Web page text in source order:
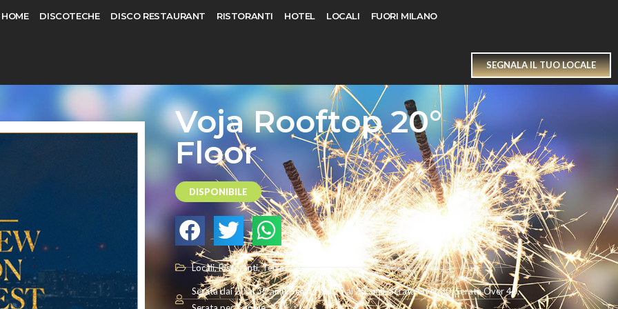
HOME DISCOTECHE DISCO RESTAURANT RISTORANTI HOTEL LOCALI FUORI MILANO
SEGNALA IL TUO LOCALE
Voja Rooftop 20°
Floor
DISPONIBILE
Locali,Ristoranti,Terrazza
Serata dai 20 ai 30 anni,Serata dai 25 ai 35 anni,Serata Over 30,Serata Over 40,